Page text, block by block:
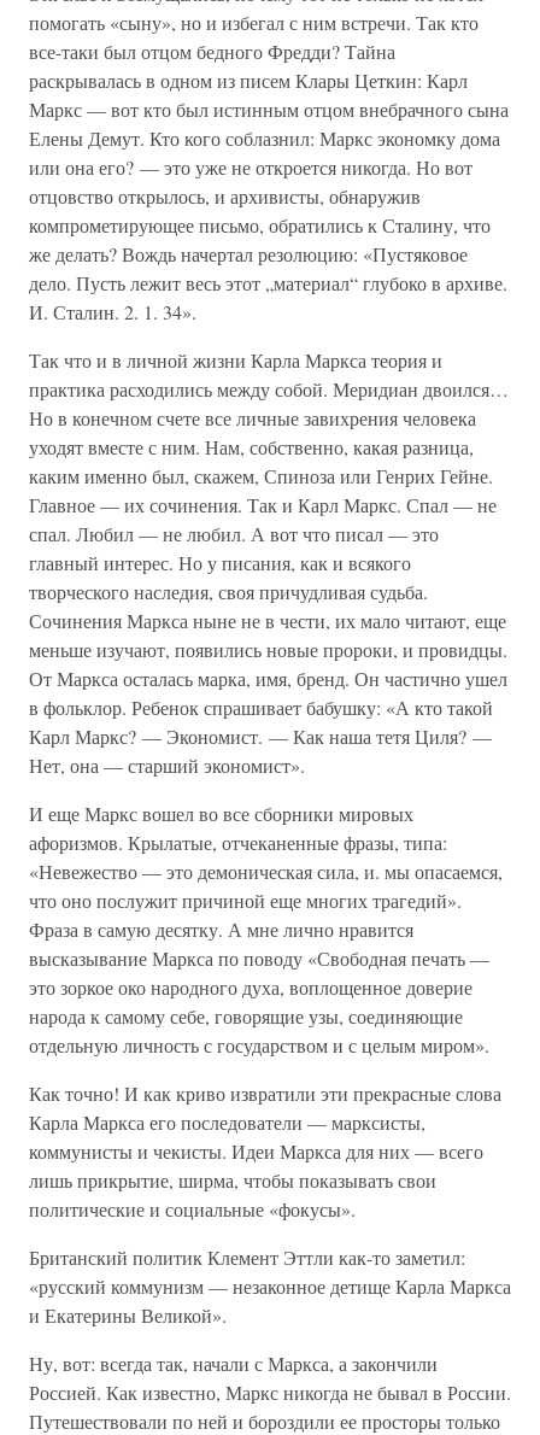
помогать «сыну», но и избегал с ним встречи. Так кто
все-таки был отцом бедного Фредди? Тайна
раскрывалась в одном из писем Клары Цеткин: Карл
Маркс — вот кто был истинным отцом внебрачного сына
Елены Демут. Кто кого соблазнил: Маркс экономку дома
или она его? — это уже не откроется никогда. Но вот
отцовство открылось, и архивисты, обнаружив
компрометирующее письмо, обратились к Сталину, что
же делать? Вождь начертал резолюцию: «Пустяковое
дело. Пусть лежит весь этот „материал“ глубоко в архиве.
И. Сталин. 2. 1. 34».
Так что и в личной жизни Карла Маркса теория и
практика расходились между собой. Меридиан двоился…
Но в конечном счете все личные завихрения человека
уходят вместе с ним. Нам, собственно, какая разница,
каким именно был, скажем, Спиноза или Генрих Гейне.
Главное — их сочинения. Так и Карл Маркс. Спал — не
спал. Любил — не любил. А вот что писал — это
главный интерес. Но у писания, как и всякого
творческого наследия, своя причудливая судьба.
Сочинения Маркса ныне не в чести, их мало читают, еще
меньше изучают, появились новые пророки, и провидцы.
От Маркса осталась марка, имя, бренд. Он частично ушел
в фольклор. Ребенок спрашивает бабушку: «А кто такой
Карл Маркс? — Экономист. — Как наша тетя Циля? —
Нет, она — старший экономист».
И еще Маркс вошел во все сборники мировых
афоризмов. Крылатые, отчеканенные фразы, типа:
«Невежество — это демоническая сила, и. мы опасаемся,
что оно послужит причиной еще многих трагедий».
Фраза в самую десятку. А мне лично нравится
высказывание Маркса по поводу «Свободная печать —
это зоркое око народного духа, воплощенное доверие
народа к самому себе, говорящие узы, соединяющие
отдельную личность с государством и с целым миром».
Как точно! И как криво извратили эти прекрасные слова
Карла Маркса его последователи — марксисты,
коммунисты и чекисты. Идеи Маркса для них — всего
лишь прикрытие, ширма, чтобы показывать свои
политические и социальные «фокусы».
Британский политик Клемент Эттли как-то заметил:
«русский коммунизм — незаконное детище Карла Маркса
и Екатерины Великой».
Ну, вот: всегда так, начали с Маркса, а закончили
Россией. Как известно, Маркс никогда не бывал в России.
Путешествовали по ней и бороздили ее просторы только